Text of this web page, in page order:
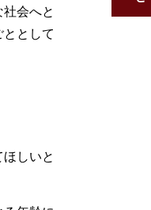
会へと
として
しいと